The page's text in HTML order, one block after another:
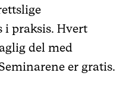
i praksis. Hvert
del med
er gratis.